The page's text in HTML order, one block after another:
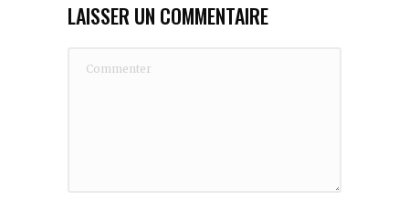
LAISSER UN COMMENTAIRE